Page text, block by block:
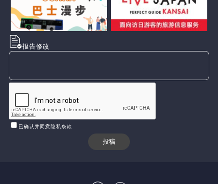
报告修改
已确认并同意隐私条款